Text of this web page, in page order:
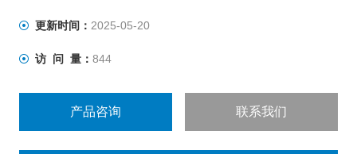
更新时间： 2025-05-20
访 问 量： 844
产品咨询 联系我们